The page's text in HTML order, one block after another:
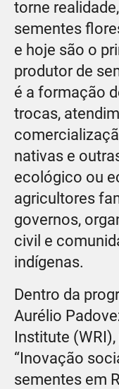
torne
sementes
e hoje são o
produtor de
é a formação
trocas,
nativas e
ecológico ou
agricultores
governos,
civil e
indígenas.
Dentro da
Aurélio
Institute
“Inovação
sementes em